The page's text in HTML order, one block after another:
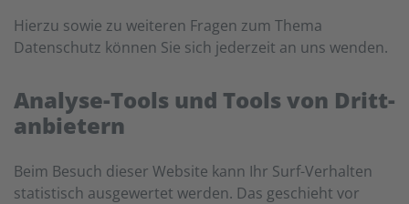
Hierzu sowie zu weiteren Fragen zum Thema
Datenschutz können Sie sich jederzeit an uns wenden.
Analyse-Tools und Tools von Dritt­
anbietern
Beim Besuch dieser Website kann Ihr Surf-Verhalten
statistisch ausgewertet werden. Das geschieht vor